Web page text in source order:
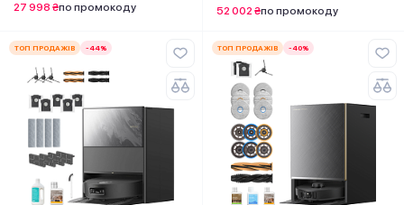
27 998 ₴по промокоду
52 002 ₴по промокоду
ТОП ПРОДАЖІВ -44% ТОП ПРОДАЖІВ -40%